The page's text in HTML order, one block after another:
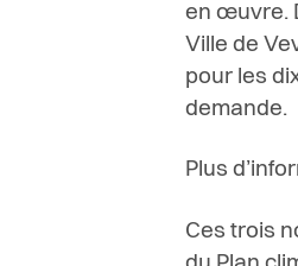
en œuvre.
Ville de
pour les
demande.
Plus
Ces trois